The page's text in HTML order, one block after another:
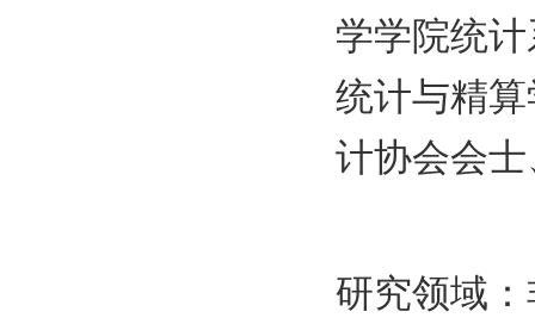
学学院统
统计与精
计协会会
研究领域